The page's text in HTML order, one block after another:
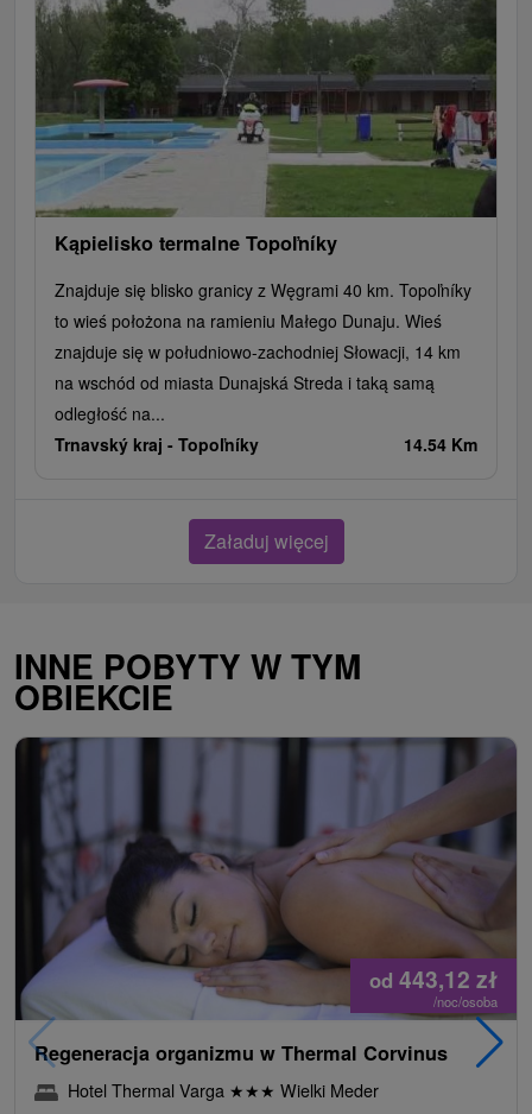
Kąpielisko termalne Topoľníky
Znajduje się blisko granicy z Węgrami 40 km. Topoľníky
to wieś położona na ramieniu Małego Dunaju. Wieś
znajduje się w południowo-zachodniej Słowacji, 14 km
na wschód od miasta Dunajská Streda i taką samą
odległość na...
Trnavský kraj - Topoľníky 14.54 Km
Załaduj więcej
INNE POBYTY W TYM
OBIEKCIE
od 443,12 zł
/noc/osoba
Regeneracja organizmu w Thermal Corvinus
Hotel Thermal Varga ★★★ Wielki Meder